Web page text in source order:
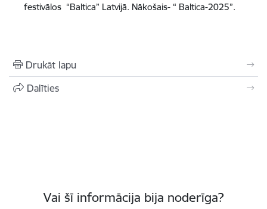
festivālos “Baltica” Latvijā. Nākošais- “ Baltica-2025”.
Drukāt lapu
Dalīties
Vai šī informācija bija noderīga?